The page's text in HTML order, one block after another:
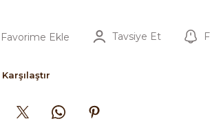
Tavsiye Et
Karşılaştır